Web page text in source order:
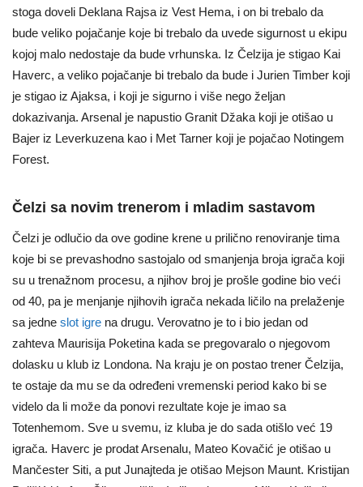
stoga doveli Deklana Rajsa iz Vest Hema, i on bi trebalo da
bude veliko pojačanje koje bi trebalo da uvede sigurnost u ekipu
kojoj malo nedostaje da bude vrhunska. Iz Čelzija je stigao Kai
Haverc, a veliko pojačanje bi trebalo da bude i Jurien Timber koji
je stigao iz Ajaksa, i koji je sigurno i više nego željan
dokazivanja. Arsenal je napustio Granit Džaka koji je otišao u
Bajer iz Leverkuzena kao i Met Tarner koji je pojačao Notingem
Forest.
Čelzi sa novim trenerom i mladim sastavom
Čelzi je odlučio da ove godine krene u prilično renoviranje tima
koje bi se prevashodno sastojalo od smanjenja broja igrača koji
su u trenažnom procesu, a njihov broj je prošle godine bio veći
od 40, pa je menjanje njihovih igrača nekada ličilo na prelaženje
sa jedne slot igre na drugu. Verovatno je to i bio jedan od
zahteva Maurisija Poketina kada se pregovaralo o njegovom
dolasku u klub iz Londona. Na kraju je on postao trener Čelzija,
te ostaje da mu se da određeni vremenski period kako bi se
videlo da li može da ponovi rezultate koje je imao sa
Totenhemom. Sve u svemu, iz kluba je do sada otišlo već 19
igrača. Haverc je prodat Arsenalu, Mateo Kovačić je otišao u
Mančester Siti, a put Junajteda je otišao Mejson Maunt. Kristijan